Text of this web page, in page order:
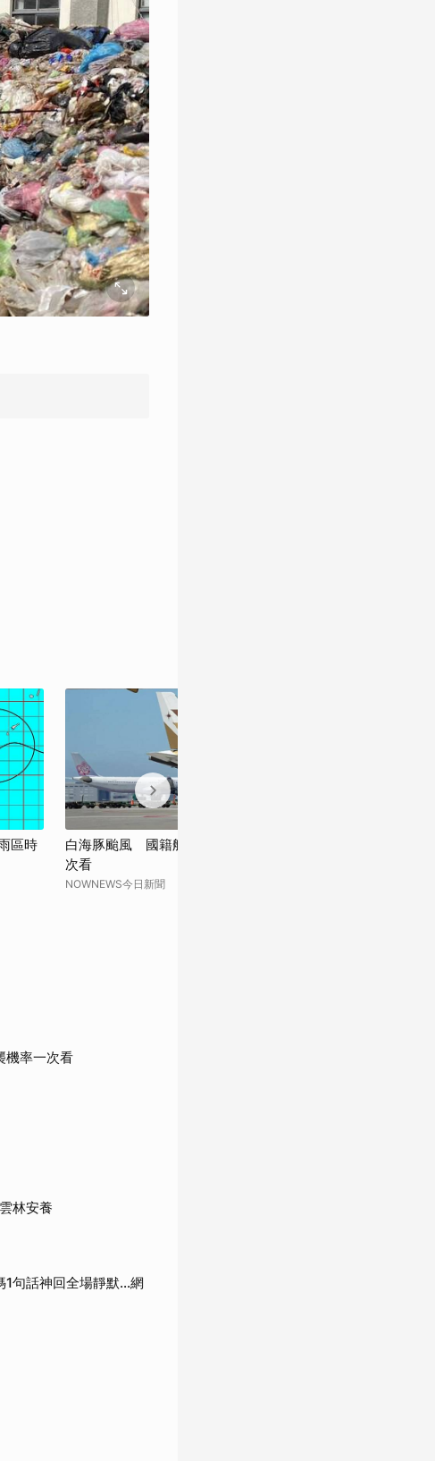
區時
白海豚颱風 國籍航空明後天航班異動一
次看
NOWNEWS今日新聞
機率一次看
林安養
句話神回全場靜默...網